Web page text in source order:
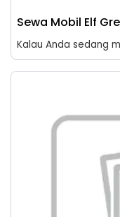
Sewa Mobil Elf
Kalau Anda sedang